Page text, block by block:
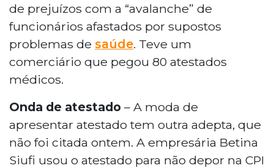
de prejuízos com a “avalanche” de
funcionários afastados por supostos
problemas de saúde. Teve um
comerciário que pegou 80 atestados
médicos.
Onda de atestado – A moda de
apresentar atestado tem outra adepta, que
não foi citada ontem. A empresária Betina
Siufi usou o atestado para não depor na CPI